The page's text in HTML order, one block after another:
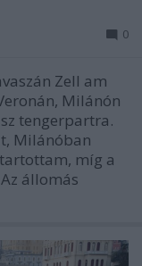
0
Zell am
Milánón
tengerpartra.
Milánóban
míg a
állomás